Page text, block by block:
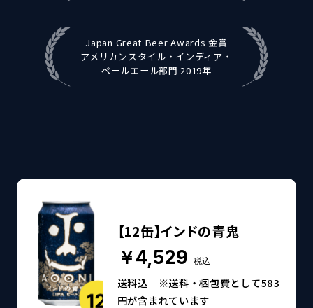
Japan Great Beer Awards 金賞
アメリカンスタイル・インディア・
ペールエール部門 2019年
【12缶】インドの青鬼
￥4,529 税込
送料込 ※送料・梱包費として583
円が含まれています